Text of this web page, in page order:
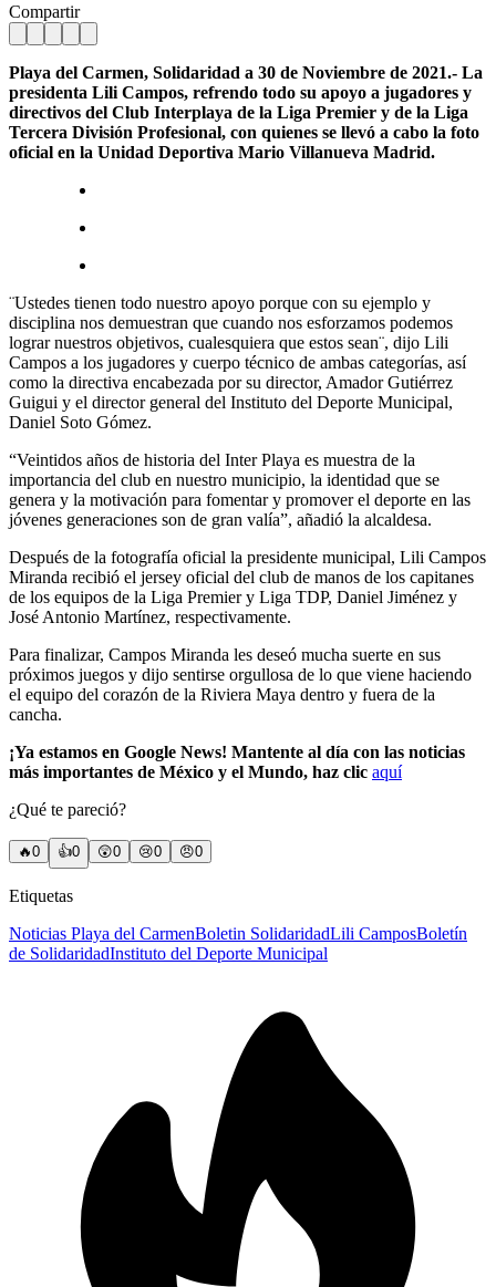
Compartir
Playa del Carmen, Solidaridad a 30 de Noviembre de 2021.- La
presidenta Lili Campos, refrendo todo su apoyo a jugadores y
directivos del Club Interplaya de la Liga Premier y de la Liga
Tercera División Profesional, con quienes se llevó a cabo la foto
oficial en la Unidad Deportiva Mario Villanueva Madrid.
¨Ustedes tienen todo nuestro apoyo porque con su ejemplo y
disciplina nos demuestran que cuando nos esforzamos podemos
lograr nuestros objetivos, cualesquiera que estos sean¨, dijo Lili
Campos a los jugadores y cuerpo técnico de ambas categorías, así
como la directiva encabezada por su director, Amador Gutiérrez
Guigui y el director general del Instituto del Deporte Municipal,
Daniel Soto Gómez.
“Veintidos años de historia del Inter Playa es muestra de la
importancia del club en nuestro municipio, la identidad que se
genera y la motivación para fomentar y promover el deporte en las
jóvenes generaciones son de gran valía”, añadió la alcaldesa.
Después de la fotografía oficial la presidente municipal, Lili Campos
Miranda recibió el jersey oficial del club de manos de los capitanes
de los equipos de la Liga Premier y Liga TDP, Daniel Jiménez y
José Antonio Martínez, respectivamente.
Para finalizar, Campos Miranda les deseó mucha suerte en sus
próximos juegos y dijo sentirse orgullosa de lo que viene haciendo
el equipo del corazón de la Riviera Maya dentro y fuera de la
cancha.
¡Ya estamos en Google News! Mantente al día con las noticias
más importantes de México y el Mundo, haz clic aquí
¿Qué te pareció?
🔥0 👍0 😲0 😢0 😠0
Etiquetas
Noticias Playa del CarmenBoletin SolidaridadLili CamposBoletín
de SolidaridadInstituto del Deporte Municipal